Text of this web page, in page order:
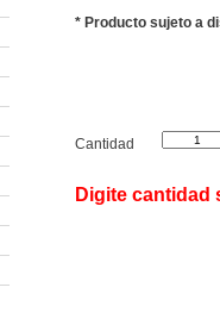
* Producto sujeto a
Cantidad
Digite